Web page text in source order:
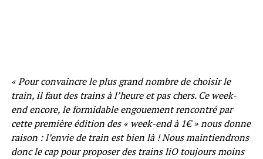
« Pour convaincre le plus grand nombre de choisir le
train, il faut des trains à l’heure et pas chers. Ce week-
end encore, le formidable engouement rencontré par
cette première édition des « week-end à 1€ » nous donne
raison : l’envie de train est bien là ! Nous maintiendrons
donc le cap pour proposer des trains liO toujours moins